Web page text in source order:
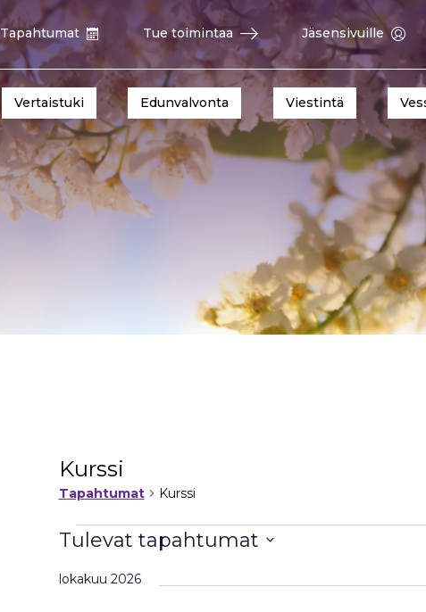
Tapahtumat Tue toimintaa Jäsensivuille
Vertaistuki Edunvalvonta Viestintä
Kurssi
Tapahtumat Kurssi
Tapahtumat
Tulevat tapahtumat
päivä.
lokakuu 2026